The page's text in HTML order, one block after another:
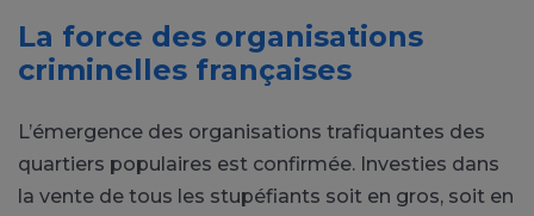
La force des organisations
criminelles françaises
L’émergence des organisations trafiquantes des
quartiers populaires est confirmée. Investies dans
la vente de tous les stupéfiants soit en gros, soit en